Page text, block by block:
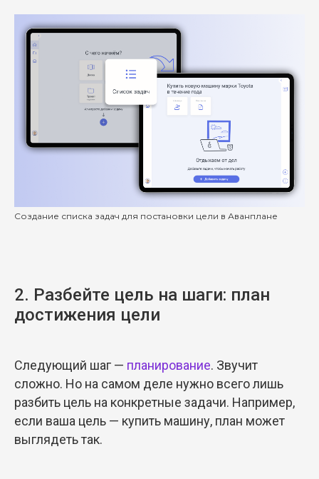
Создание списка задач для постановки цели в Аванплане
2. Разбейте цель на шаги: план
достижения цели
Следующий шаг — планирование. Звучит
сложно. Но на самом деле нужно всего лишь
разбить цель на конкретные задачи. Например,
если ваша цель — купить машину, план может
выглядеть так.